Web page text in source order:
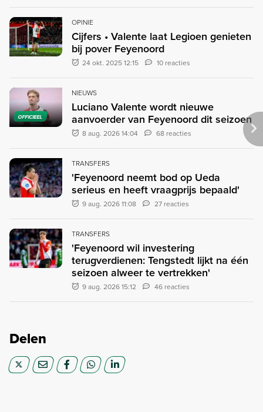
OPINIE
Cijfers • Valente laat Legioen genieten
bij pover Feyenoord
24 okt. 2025 12:15 10 reacties
OFFICIEEL
NIEUWS
Luciano Valente wordt nieuwe
aanvoerder van Feyenoord dit seizoen
8 aug. 2026 14:04 68 reacties
TRANSFERS
'Feyenoord neemt bod op Ueda
serieus en heeft vraagprijs bepaald'
9 aug. 2026 11:08 27 reacties
TRANSFERS
'Feyenoord wil investering
terugverdienen: Tengstedt lijkt na één
seizoen alweer te vertrekken'
9 aug. 2026 15:12 46 reacties
Delen